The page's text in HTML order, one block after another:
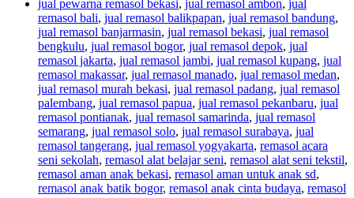
jual pewarna remasol bekasi, jual remasol ambon, jual
remasol bali, jual remasol balikpapan, jual remasol bandung,
jual remasol banjarmasin, jual remasol bekasi, jual remasol
bengkulu, jual remasol bogor, jual remasol depok, jual
remasol jakarta, jual remasol jambi, jual remasol kupang, jual
remasol makassar, jual remasol manado, jual remasol medan,
jual remasol murah bekasi, jual remasol padang, jual remasol
palembang, jual remasol papua, jual remasol pekanbaru, jual
remasol pontianak, jual remasol samarinda, jual remasol
semarang, jual remasol solo, jual remasol surabaya, jual
remasol tangerang, jual remasol yogyakarta, remasol acara
seni sekolah, remasol alat belajar seni, remasol alat seni tekstil,
remasol aman anak bekasi, remasol aman untuk anak sd,
remasol anak batik bogor, remasol anak cinta budaya, remasol